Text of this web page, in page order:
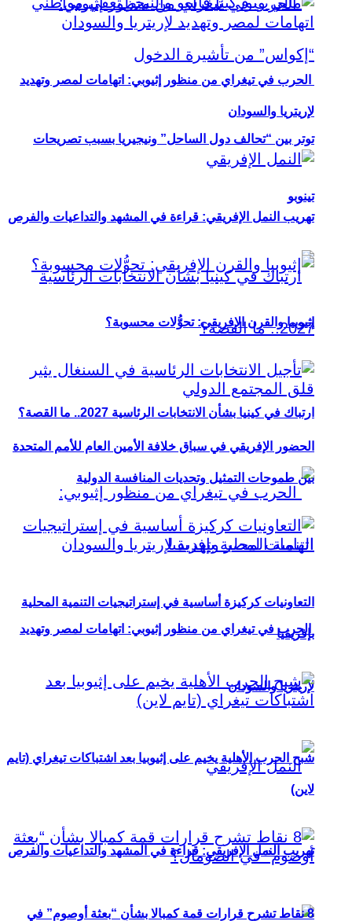
توتر بين “تحالف دول الساحل” ونيجيريا بسبب تصريحات
تينوبو
ارتباك في كينيا بشأن الانتخابات الرئاسية 2027.. ما القصة؟
الحرب في تيغراي من منظور إثيوبي: اتهامات لمصر وتهديد
لإريتريا والسودان
تهريب النمل الإفريقي: قراءة في المشهد والتداعيات والفرص
الحرب في تيغراي من منظور إثيوبي: اتهامات لمصر وتهديد
لإريتريا والسودان
تهريب النمل الإفريقي: قراءة في المشهد والتداعيات والفرص
إثيوبيا والقرن الإفريقي: تحوُّلات محسوبة؟
الحضور الإفريقي في سباق خلافة الأمين العام للأمم المتحدة
بين طموحات التمثيل وتحديات المنافسة الدولية
التعاونيات كركيزة أساسية في إستراتيجيات التنمية المحلية
بإفريقيا
شبح الحرب الأهلية يخيم على إثيوبيا بعد اشتباكات تيغراي (تايم
لاين)
8 نقاط تشرح قرارات قمة كمبالا بشأن “بعثة أوصوم” في